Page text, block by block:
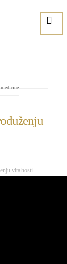
vitalnosti